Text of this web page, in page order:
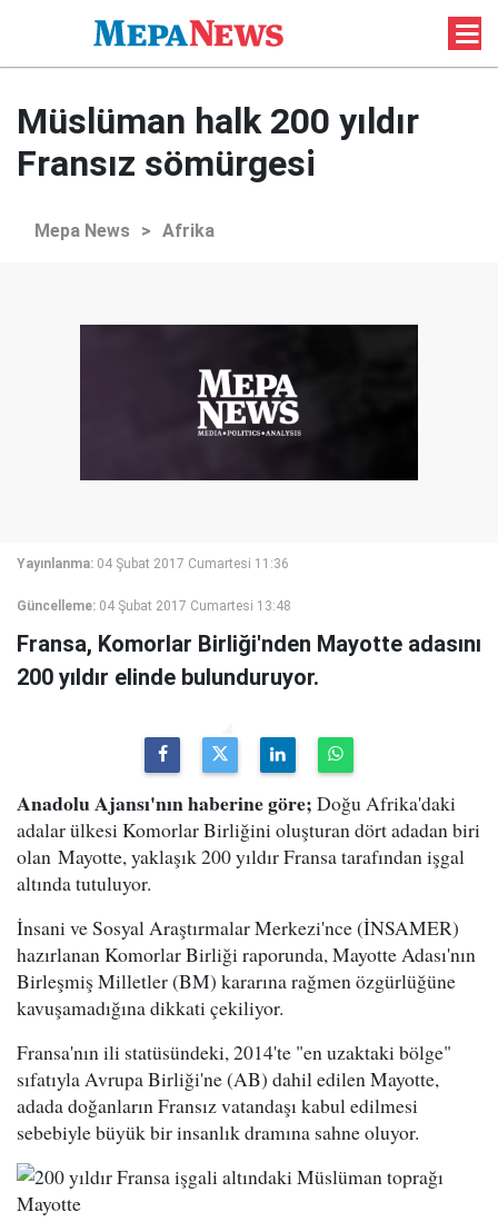
Müslüman halk 200 yıldır
Fransız sömürgesi
Mepa News > Afrika
Yayınlanma: 04 Şubat 2017 Cumartesi 11:36
Güncelleme: 04 Şubat 2017 Cumartesi 13:48
Fransa, Komorlar Birliği'nden Mayotte adasını
200 yıldır elinde bulunduruyor.
Anadolu Ajansı'nın haberine göre; Doğu Afrika'daki
adalar ülkesi Komorlar Birliğini oluşturan dört adadan biri
olan Mayotte, yaklaşık 200 yıldır Fransa tarafından işgal
altında tutuluyor.
İnsani ve Sosyal Araştırmalar Merkezi'nce (İNSAMER)
hazırlanan Komorlar Birliği raporunda, Mayotte Adası'nın
Birleşmiş Milletler (BM) kararına rağmen özgürlüğüne
kavuşamadığına dikkati çekiliyor.
Fransa'nın ili statüsündeki, 2014'te "en uzaktaki bölge"
sıfatıyla Avrupa Birliği'ne (AB) dahil edilen Mayotte,
adada doğanların Fransız vatandaşı kabul edilmesi
sebebiyle büyük bir insanlık dramına sahne oluyor.